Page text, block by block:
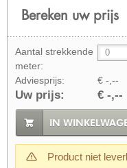
Bereken uw prijs
Aantal strekkende
meter:
Adviesprijs:
€ -,--
Uw prijs: € -,--
IN
Product niet